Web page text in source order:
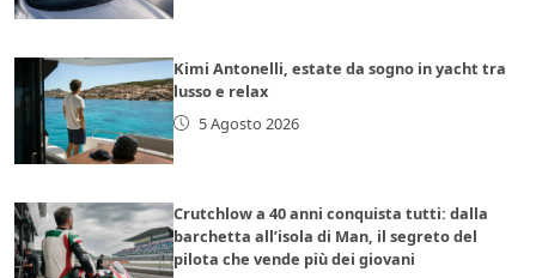
Kimi Antonelli, estate da sogno in yacht tra
lusso e relax
5 Agosto 2026
Crutchlow a 40 anni conquista tutti: dalla
barchetta all’isola di Man, il segreto del
pilota che vende più dei giovani